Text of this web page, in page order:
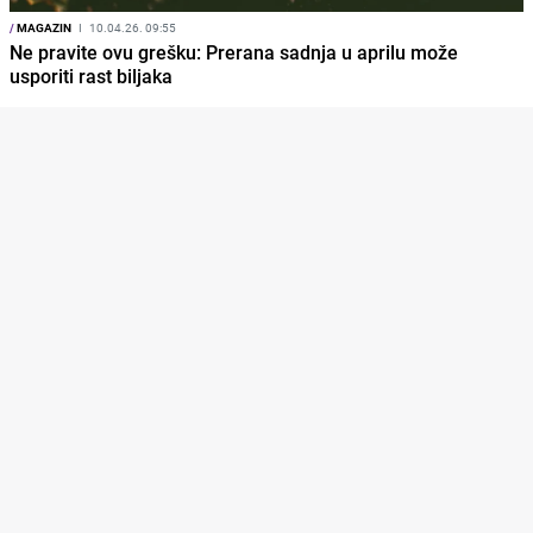
/MAGAZIN I 10.04.26. 09:55
Ne pravite ovu grešku: Prerana sadnja u aprilu može
usporiti rast biljaka